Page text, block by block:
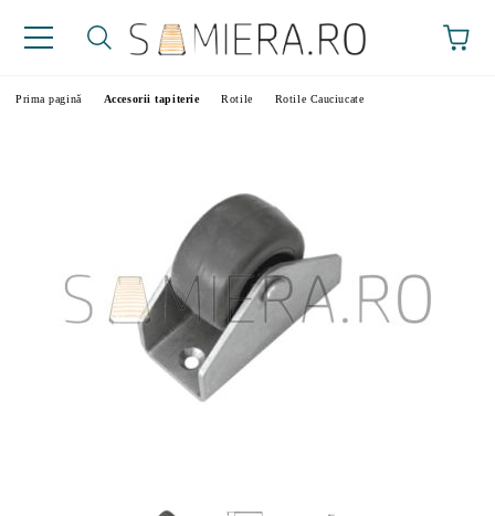
Prima pagină Accesorii tapiterie Rotile Rotile Cauciucate